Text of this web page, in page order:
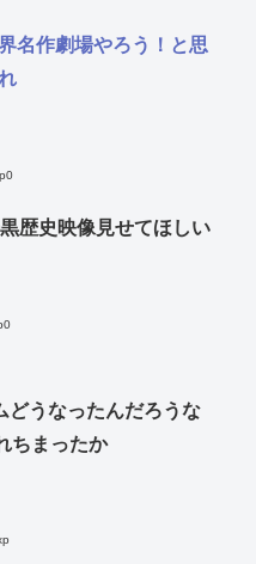
名作劇場やろう！と思
歴史映像見せてほしい
どうなったんだろうな
ちまったか